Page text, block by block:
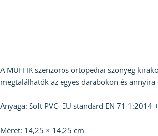
A MUFFIK szenzoros ortopédiai szőnyeg
megtalálhatók az egyes darabokon és
Anyaga: Soft PVC- EU standard EN 71-
Méret: 14,25 × 14,25 cm